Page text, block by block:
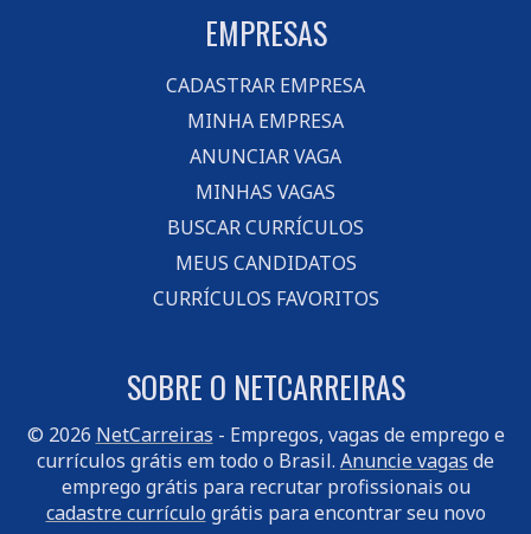
EMPRESAS
CADASTRAR EMPRESA
MINHA EMPRESA
ANUNCIAR VAGA
MINHAS VAGAS
BUSCAR CURRÍCULOS
MEUS CANDIDATOS
CURRÍCULOS FAVORITOS
SOBRE O NETCARREIRAS
© 2026 NetCarreiras - Empregos, vagas de emprego e
currículos grátis em todo o Brasil. Anuncie vagas de
emprego grátis para recrutar profissionais ou
cadastre currículo grátis para encontrar seu novo